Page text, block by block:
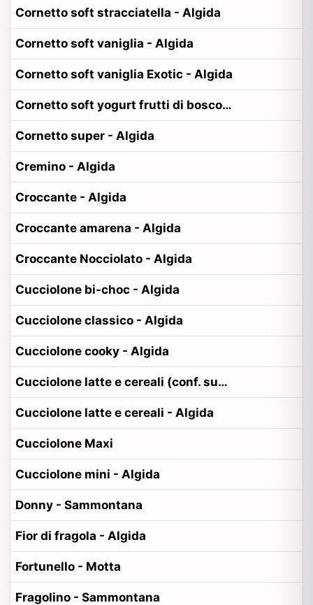
Cornetto soft stracciatella - Algida
Cornetto soft vaniglia - Algida
Cornetto soft vaniglia Exotic - Algida
Cornetto soft yogurt frutti di bosco - Algida
Cornetto super - Algida
Cremino - Algida
Croccante - Algida
Croccante amarena - Algida
Croccante Nocciolato - Algida
Cucciolone bi-choc - Algida
Cucciolone classico - Algida
Cucciolone cooky - Algida
Cucciolone latte e cereali (conf. supermercato) - Algida
Cucciolone latte e cereali - Algida
Cucciolone Maxi
Cucciolone mini - Algida
Donny - Sammontana
Fior di fragola - Algida
Fortunello - Motta
Fragolino - Sammontana